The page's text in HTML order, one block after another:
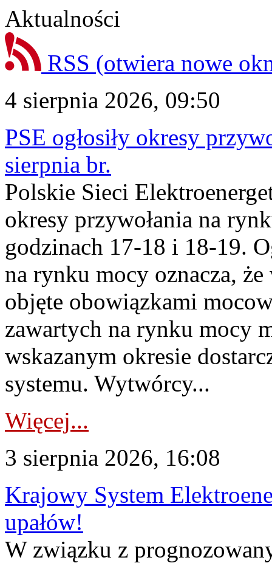
Aktualności
RSS (otwiera nowe
4 sierpnia 2026, 09:50
PSE ogłosiły okresy
sierpnia br.
Polskie Sieci
okresy przywołania na
godzinach 17-18 i 18-19.
na rynku mocy oznacza,
objęte obowiązkami
zawartych na rynku mocy
wskazanym okresie
systemu. Wytwórcy...
Więcej...
3 sierpnia 2026, 16:08
Krajowy System
upałów!
W związku z